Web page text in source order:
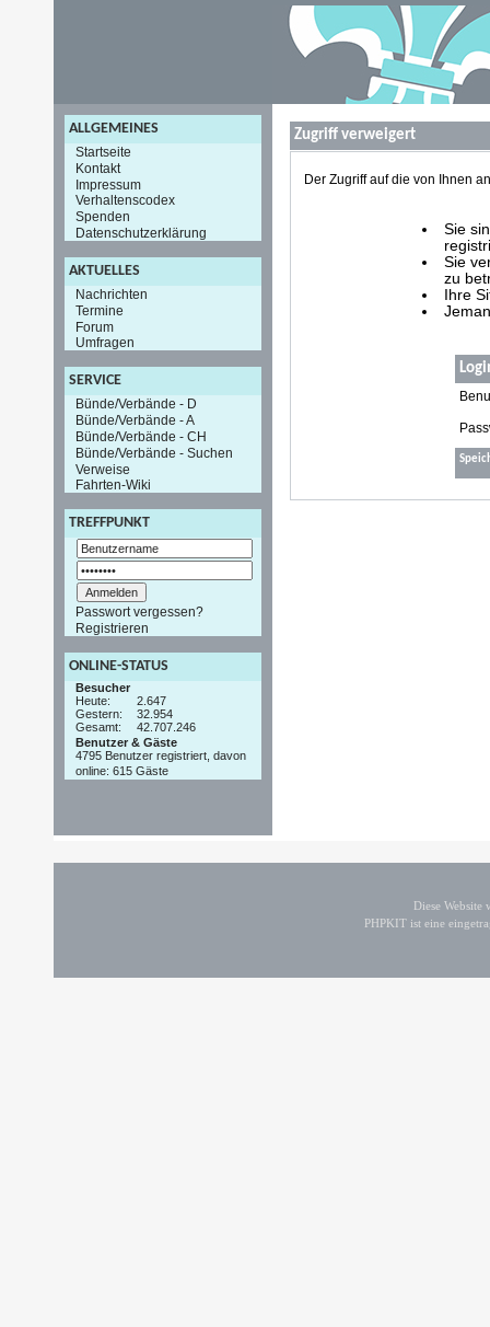
ALLGEMEINES
Startseite
Kontakt
Impressum
Verhaltenscodex
Spenden
Datenschutzerklärung
AKTUELLES
Nachrichten
Termine
Forum
Umfragen
SERVICE
Bünde/Verbände - D
Bünde/Verbände - A
Bünde/Verbände - CH
Bünde/Verbände - Suchen
Verweise
Fahrten-Wiki
TREFFPUNKT
Passwort vergessen?
Registrieren
ONLINE-STATUS
Besucher
Heute:
2.647
Gestern:
32.954
Gesamt:
42.707.246
Benutzer & Gäste
4795 Benutzer registriert, davon
online: 615 Gäste
Zugriff verweigert
Der Zugriff auf die von Ihnen
Sie
Sie
zu
Ihre
Diese
PHPKIT ist eine